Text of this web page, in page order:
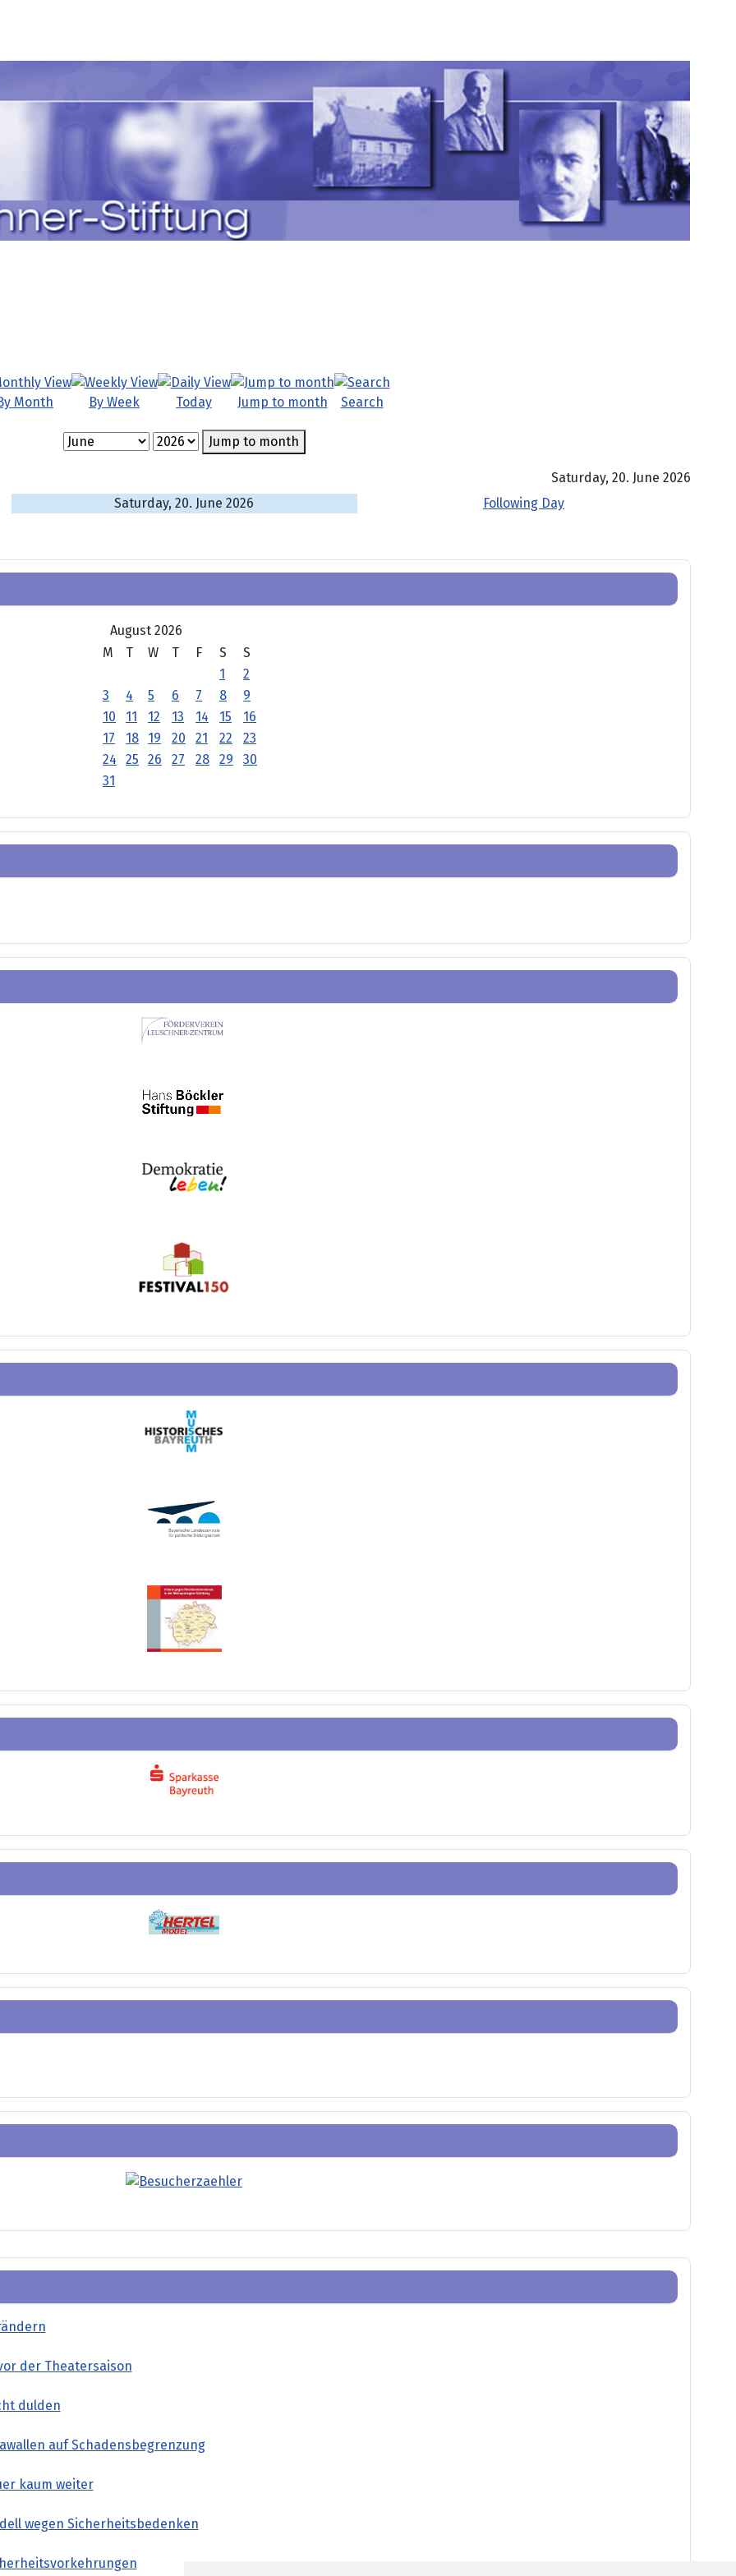
der Theatersaison
dulden
auf Schadensbegrenzung
kaum weiter
wegen Sicherheitsbedenken
Month By Week Today Jump to month Search
Jump to month
Saturday, 20. June 2026
Saturday, 20. June 2026
Following Day
August 2026
M
T W T F S
S
1
2
3
4 5 6 7 8
9
10
11 12 13 14 15
16
17
18 19 20 21 22
23
24
25 26 27 28 29
30
31